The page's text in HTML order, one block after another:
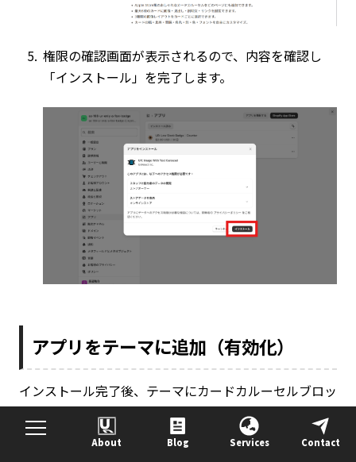
About Blog Services Contact
権限の確認画面が表示されるので、内容を確認し
「インストール」を完了します。
アプリをテーマに追加（有効化）
インストール完了後、テーマにカードカルーセルブロッ
クを追加します。追加方法は 2 通りあります。